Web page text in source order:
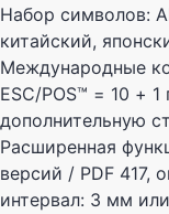
Набор символов:
китайский,
Международные
ESC/POS™ = 10 +
дополнительную
Расширенная
версий / PDF 417,
интервал: 3 мм